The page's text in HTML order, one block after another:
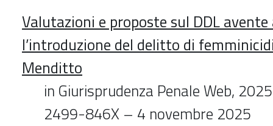
Valutazioni e proposte sul DDL
l’introduzione del delitto di
Menditto
in Giurisprudenza Penale Web,
2499-846X – 4 novembre 2025